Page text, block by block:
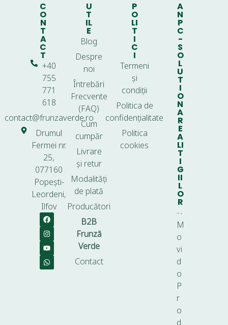
C
O
N
T
A
C
T
+40
755
771
618
contact@frunzaverde.ro
Drumul
Fermei nr.
25,
077160
Popești-
Leordeni,
Ilfov
U
T
IL
E
Blog
Despre
noi
Întrebări
Frecvente
(FAQ)
Cum
cumpăr
Livrare
și retur
Modalități
de plată
Producători
B2B
Frunză
Verde
Contact
P
O
LI
T
I
C
I
Termeni
și
condiții
Politica de
confidențialitate
Politica
cookies
A
N
P
C
-
S
O
L
U
T
I
O
N
A
R
E
A
LI
T
I
G
II
L
O
R
M
o
vi
d
o
P
r
o
d